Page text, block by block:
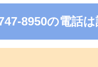
8950の電話